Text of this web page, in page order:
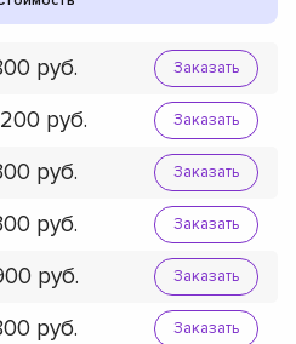
Заказать
Заказать
Заказать
Заказать
Заказать
Заказать